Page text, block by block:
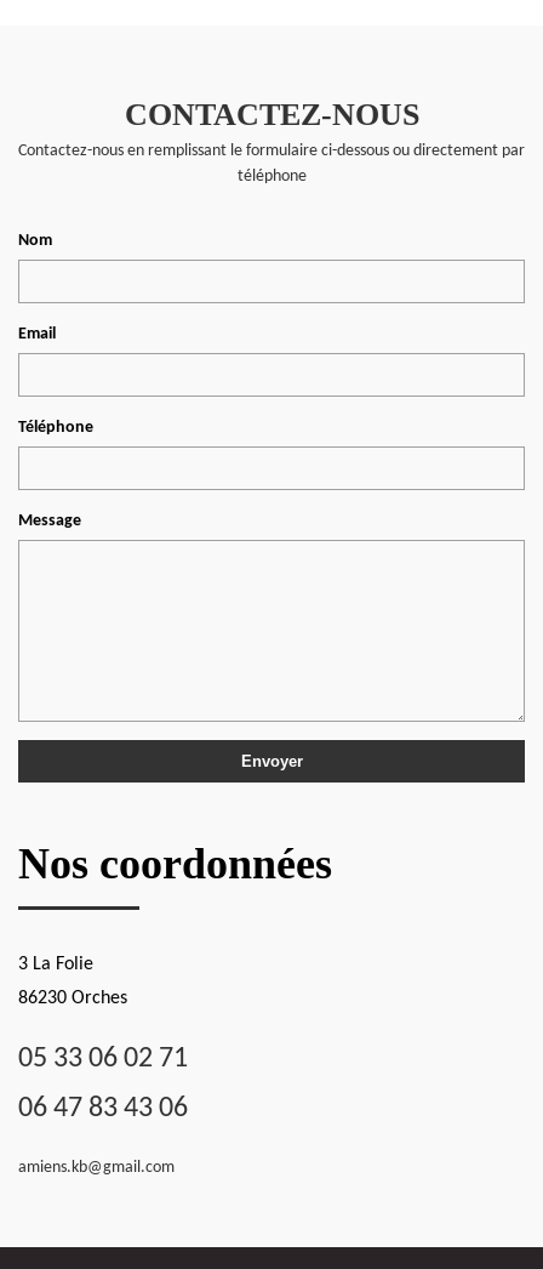
CONTACTEZ-NOUS
Contactez-nous en remplissant le formulaire ci-dessous ou directement par
téléphone
Nom
Email
Téléphone
Message
Nos coordonnées
3 La Folie
86230 Orches
05 33 06 02 71
06 47 83 43 06
amiens.kb@gmail.com